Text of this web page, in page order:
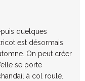
quelques
est désormais
On peut créer
se porte
à col roulé.